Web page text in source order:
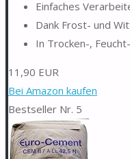
Einfaches
Dank Frost- und
In Trocken-,
11,90 EUR
Bei Amazon kaufen
Bestseller Nr. 5